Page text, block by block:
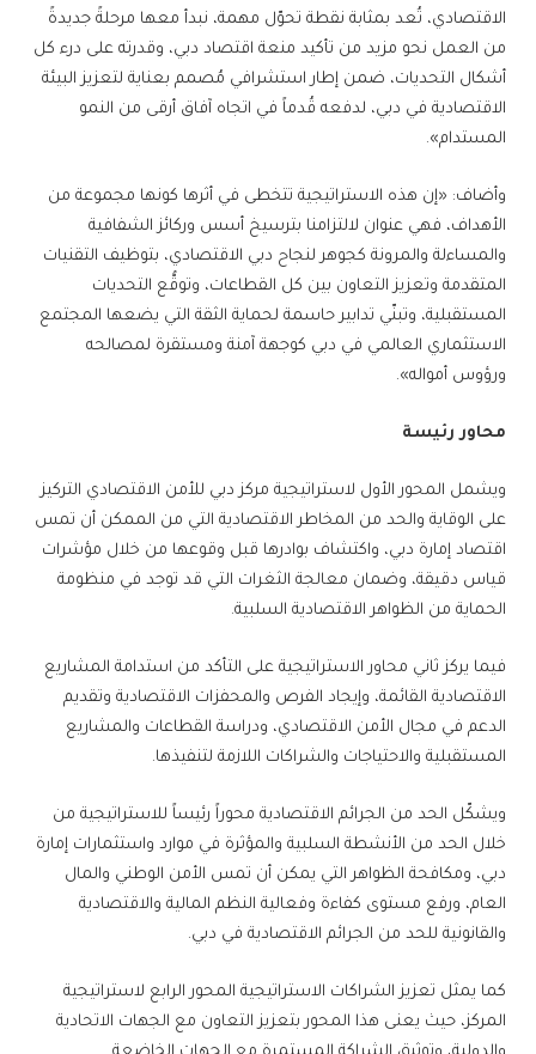
الاقتصادي، تُعد بمثابة نقطة تحوّل مهمة، نبدأ معها مرحلةً جديدةً
من العمل نحو مزيد من تأكيد منعة اقتصاد دبي، وقدرته على درء كل
أشكال التحديات، ضمن إطار استشرافي مُصمم بعناية لتعزيز البيئة
الاقتصادية في دبي، لدفعه قُدماً في اتجاه آفاق أرقى من النمو
المستدام».
وأضاف: «إن هذه الاستراتيجية تتخطى في أثرها كونها مجموعة من
الأهداف، فهي عنوان لالتزامنا بترسيخ أسس وركائز الشفافية
والمساءلة والمرونة كجوهر لنجاح دبي الاقتصادي، بتوظيف التقنيات
المتقدمة وتعزيز التعاون بين كل القطاعات، وتوقُّع التحديات
المستقبلية، وتبنّي تدابير حاسمة لحماية الثقة التي يضعها المجتمع
الاستثماري العالمي في دبي كوجهة آمنة ومستقرة لمصالحه
ورؤوس أمواله».
محاور رئيسة
ويشمل المحور الأول لاستراتيجية مركز دبي للأمن الاقتصادي التركيز
على الوقاية والحد من المخاطر الاقتصادية التي من الممكن أن تمس
اقتصاد إمارة دبي، واكتشاف بوادرها قبل وقوعها من خلال مؤشرات
قياس دقيقة، وضمان معالجة الثغرات التي قد توجد في منظومة
الحماية من الظواهر الاقتصادية السلبية.
فيما يركز ثاني محاور الاستراتيجية على التأكد من استدامة المشاريع
الاقتصادية القائمة، وإيجاد الفرص والمحفزات الاقتصادية وتقديم
الدعم في مجال الأمن الاقتصادي، ودراسة القطاعات والمشاريع
المستقبلية والاحتياجات والشراكات اللازمة لتنفيذها.
ويشكّل الحد من الجرائم الاقتصادية محوراً رئيساً للاستراتيجية من
خلال الحد من الأنشطة السلبية والمؤثرة في موارد واستثمارات إمارة
دبي، ومكافحة الظواهر التي يمكن أن تمس الأمن الوطني والمال
العام، ورفع مستوى كفاءة وفعالية النظم المالية والاقتصادية
والقانونية للحد من الجرائم الاقتصادية في دبي.
كما يمثل تعزيز الشراكات الاستراتيجية المحور الرابع لاستراتيجية
المركز، حيث يعنى هذا المحور بتعزيز التعاون مع الجهات الاتحادية